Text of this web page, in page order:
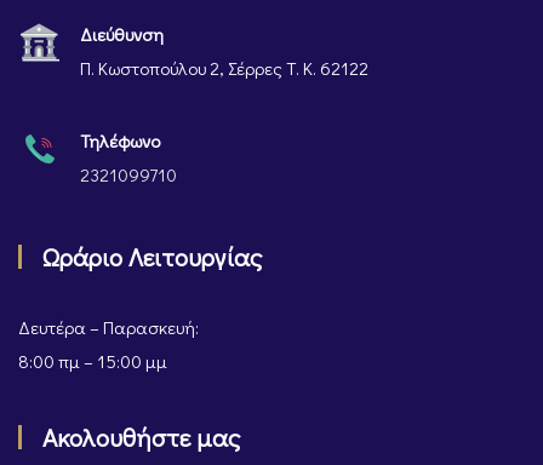
Διεύθυνση
Π. Κωστοπούλου 2, Σέρρες Τ. Κ. 62122
Τηλέφωνο
2321099710
Ωράριο Λειτουργίας
Δευτέρα – Παρασκευή:
8:00 πμ – 15:00 μμ
Ακολουθήστε μας